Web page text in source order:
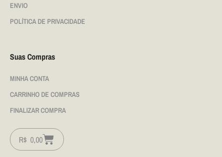
ENVIO
POLÍTICA DE PRIVACIDADE
Suas Compras
MINHA CONTA
CARRINHO DE COMPRAS
FINALIZAR COMPRA
R$ 0,00